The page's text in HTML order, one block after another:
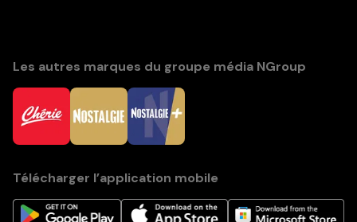
Les autres marques du groupe média NGroup
Télécharger l’application mobile